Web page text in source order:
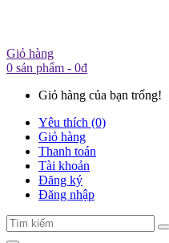
Giỏ hàng
0 sản phẩm - 0đ
Giỏ hàng của bạn trống!
Yêu thích (0)
Giỏ hàng
Thanh toán
Tài khoản
Đăng ký
Đăng nhập